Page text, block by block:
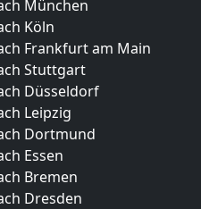
München
Köln
Frankfurt am Main
Stuttgart
Düsseldorf
Leipzig
Dortmund
Essen
Bremen
Dresden